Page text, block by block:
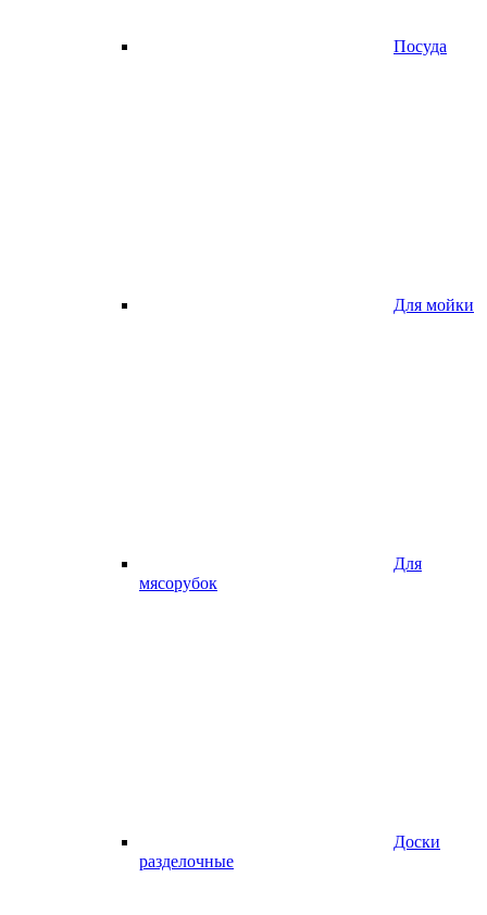
Посуда
Для мойки
Для
мясорубок
Доски
разделочные